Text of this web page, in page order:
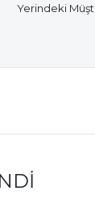
Yerindeki